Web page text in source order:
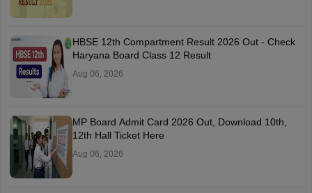
HBSE 12th Compartment Result 2026 Out - Check
Haryana Board Class 12 Result
Aug 06, 2026
MP Board Admit Card 2026 Out, Download 10th,
12th Hall Ticket Here
Aug 06, 2026